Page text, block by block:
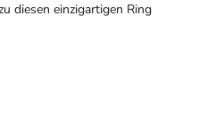
diesen einzigartigen Ring